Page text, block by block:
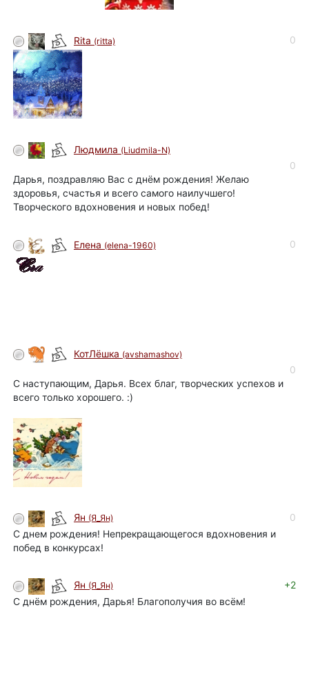
Rita (ritta) 0
Людмила (Liudmila-N)
0
Дарья, поздравляю Вас с днём рождения! Желаю
здоровья, счастья и всего самого наилучшего!
Творческого вдохновения и новых побед!
Елена (elena-1960) 0
КотЛёшка (avshamashov)
0
С наступающим, Дарья. Всех благ, творческих успехов и
всего только хорошего. :)
Ян (Я_Ян)
0
С днем рождения! Непрекращающегося вдохновения и
побед в конкурсах!
Ян (Я_Ян)
+2
С днём рождения, Дарья! Благополучия во всём!